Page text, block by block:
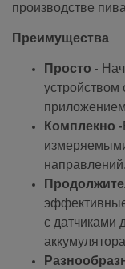
производстве
Преимущества
Просто -
устройством
Комплекно
направлений.
с датчиками